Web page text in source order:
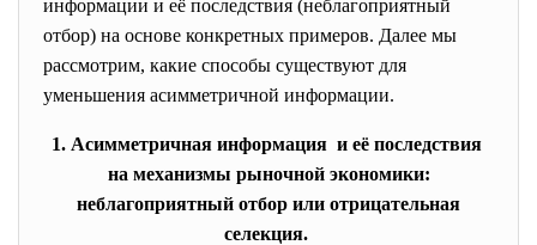
информации и её последствия (неблагоприятный
отбор) на основе конкретных примеров. Далее мы
рассмотрим, какие способы существуют для
уменьшения асимметричной информации.
1. Асимметричная информация и её последствия
на механизмы рыночной экономики:
неблагоприятный отбор или отрицательная
селекция.